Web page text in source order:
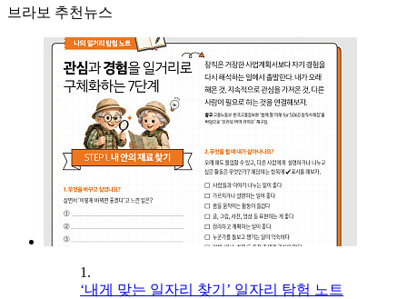
브라보 추천뉴스
1.
‘내게 맞는 일자리 찾기’ 일자리 탐험 노트